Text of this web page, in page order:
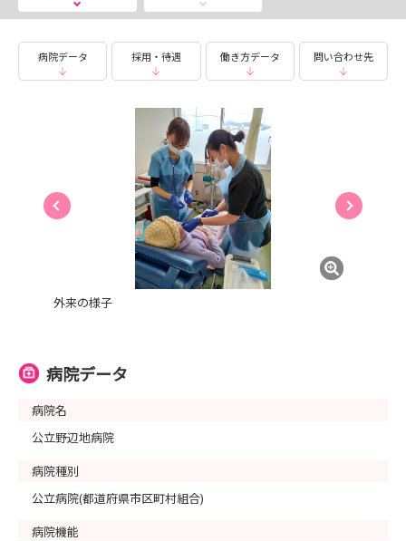
会場名：東奥日報社新町ビル（3F New'sホール）
開始時間：13：00～17：00
皆様とお会いできることを心から楽しみにしています！
病院データ 採用・待遇 働き方データ 問い合わせ先
外来の様子
病院データ
病院名
公立野辺地病院
病院種別
公立病院(都道府県市区町村組合)
病院機能